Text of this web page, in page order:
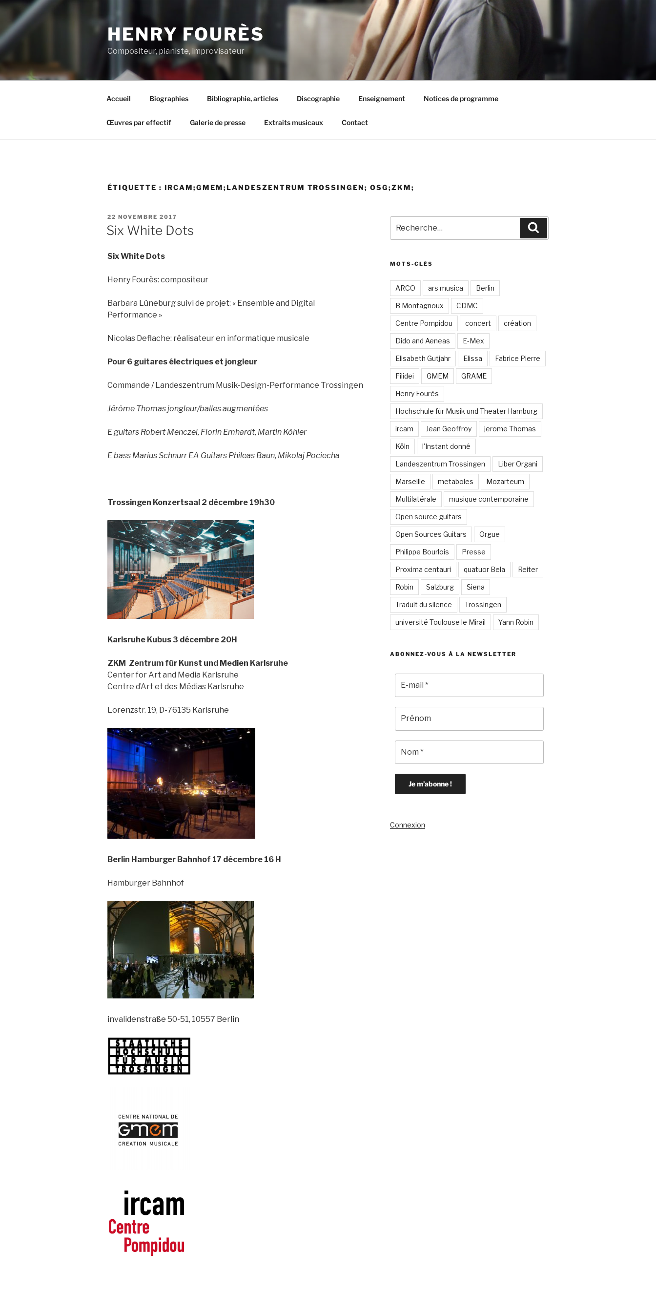
Aller
contenu
principal
HENRY FOURÈS
Compositeur, pianiste, improvisateur
Accueil Biographies Bibliographie, articles Discographie Enseignement Notices de programme
Œuvres par effectif Galerie de presse Extraits musicaux Contact
ÉTIQUETTE : IRCAM;GMEM;LANDESZENTRUM TROSSINGEN; OSG;ZKM;
PUBLIÉ
LE
22 NOVEMBRE 2017
Six White Dots
Six White Dots
Henry Fourès: compositeur
Barbara Lüneburg suivi de projet: « Ensemble and Digital
Performance »
Nicolas Deflache: réalisateur en informatique musicale
Pour 6 guitares électriques et jongleur
Commande / Landeszentrum Musik-Design-Performance Trossingen
Jérôme Thomas jongleur/balles augmentées
E guitars Robert Menczel, Florin Emhardt, Martin Köhler
E bass Marius Schnurr EA Guitars Phileas Baun, Mikolaj Pociecha
Trossingen Konzertsaal 2 décembre 19h30
Karlsruhe Kubus 3 décembre 20H
ZKM Zentrum für Kunst und Medien Karlsruhe
Center for Art and Media Karlsruhe
Centre d’Art et des Médias Karlsruhe
Lorenzstr. 19, D-76135 Karlsruhe
Berlin Hamburger Bahnhof 17 décembre 16 H
Hamburger Bahnhof
invalidenstraße 50-51, 10557 Berlin
pour
:
MOTS-CLÉS
ARCO ars musica Berlin
B Montagnoux CDMC
Centre Pompidou concert création
Dido and Aeneas E-Mex
Elisabeth Gutjahr Elissa Fabrice Pierre
Filidei GMEM GRAME
Henry Fourès
Hochschule für Musik und Theater Hamburg
ircam Jean Geoffroy jerome Thomas
Köln l'Instant donné
Landeszentrum Trossingen Liber Organi
Marseille metaboles Mozarteum
Multilatérale musique contemporaine
Open source guitars
Open Sources Guitars Orgue
Philippe Bourlois Presse
Proxima centauri quatuor Bela Reiter
Robin Salzburg Siena
Traduit du silence Trossingen
université Toulouse le Mirail Yann Robin
ABONNEZ-VOUS À LA NEWSLETTER
Connexion